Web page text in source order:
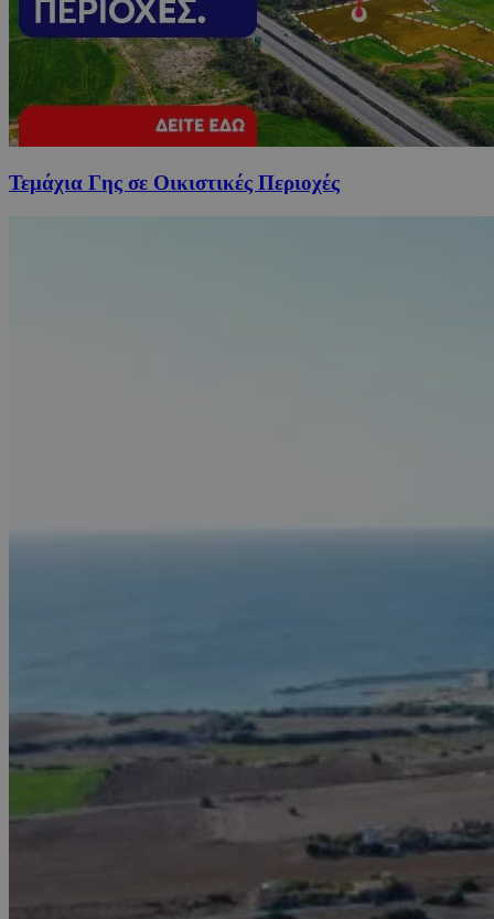
Τεμάχια Γης σε Οικιστικές Περιοχές